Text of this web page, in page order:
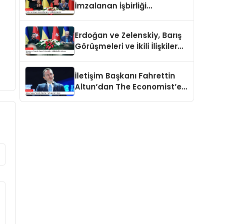
İmzalanan İşbirliği
Erdoğan ve Zelenskiy, Barış
Görüşmeleri ve İkili İlişkiler
İletişim Başkanı Fahrettin
Altun’dan The Economist’e